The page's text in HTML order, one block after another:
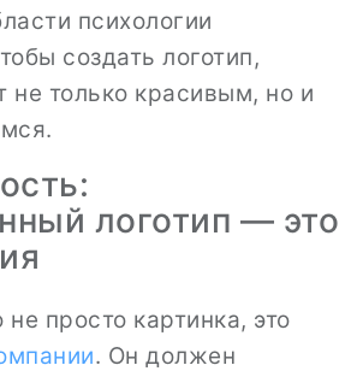
психологии
создать логотип,
не только красивым, но и
логотип — это
просто картинка, это
. Он должен